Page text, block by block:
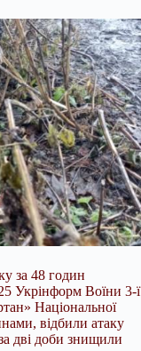
за 48 годин
Укрінформ Воїни 3-ї
Національної
відбили атаку
дві доби знищили